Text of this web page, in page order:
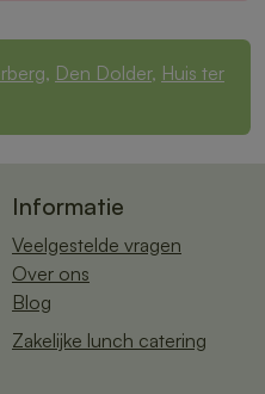
, Den Dolder, Huis ter
Informatie
Veelgestelde vragen
Over ons
Blog
Zakelijke lunch catering